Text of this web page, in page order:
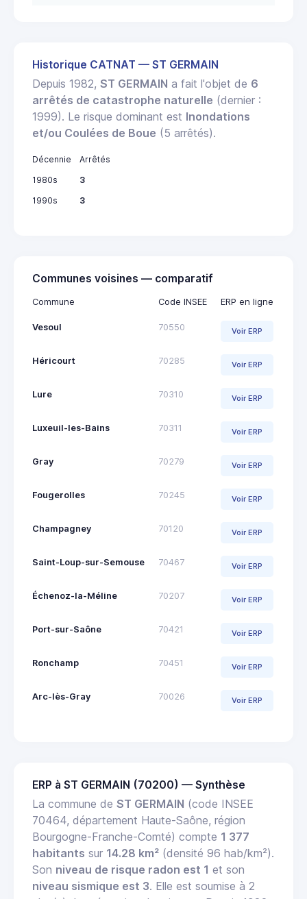
Historique CATNAT — ST GERMAIN
Depuis 1982, ST GERMAIN a fait l'objet de 6
arrêtés de catastrophe naturelle (dernier :
1999). Le risque dominant est Inondations
et/ou Coulées de Boue (5 arrêtés).
Décennie
Arrêtés
1980s
3
1990s
3
Communes voisines — comparatif
Commune Code INSEE ERP en ligne
Vesoul 70550 Voir ERP
Héricourt 70285 Voir ERP
Lure 70310 Voir ERP
Luxeuil-les-Bains 70311 Voir ERP
Gray 70279 Voir ERP
Fougerolles 70245 Voir ERP
Champagney 70120 Voir ERP
Saint-Loup-sur-Semouse 70467 Voir ERP
Échenoz-la-Méline 70207 Voir ERP
Port-sur-Saône 70421 Voir ERP
Ronchamp 70451 Voir ERP
Arc-lès-Gray 70026 Voir ERP
ERP à ST GERMAIN (70200) — Synthèse
La commune de ST GERMAIN (code INSEE
70464, département Haute-Saône, région
Bourgogne-Franche-Comté) compte 1 377
habitants sur 14.28 km² (densité 96 hab/km²).
Son niveau de risque radon est 1 et son
niveau sismique est 3. Elle est soumise à 2